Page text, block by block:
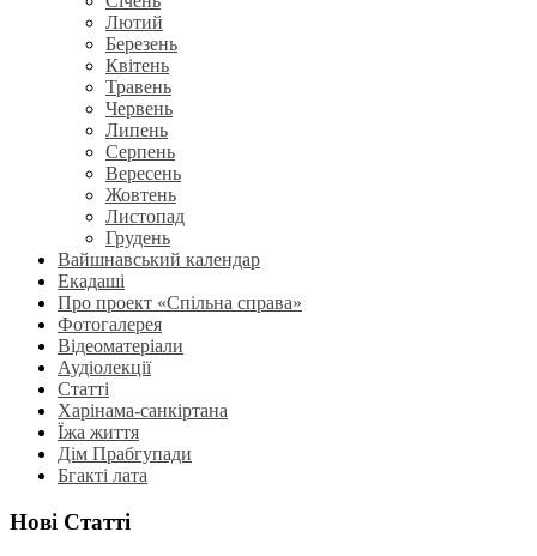
Лютий
Березень
Квітень
Травень
Червень
Липень
Серпень
Вересень
Жовтень
Листопад
Грудень
Вайшнавський календар
Екадаші
Про проект «Спільна справа»
Фотогалерея
Відеоматеріали
Аудіолекції
Статті
Харінама-санкіртана
Їжа життя
Дім Прабгупади
Бгакті лата
Нові Статті